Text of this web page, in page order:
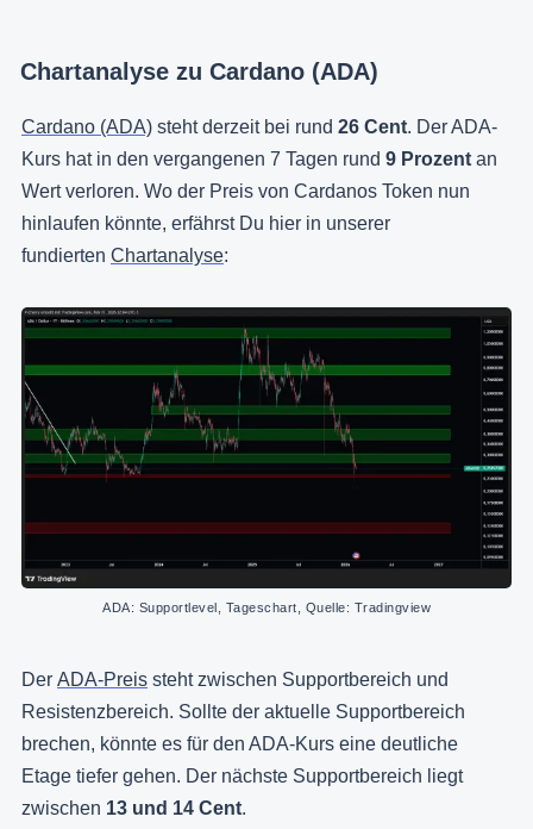
Chartanalyse zu Cardano (ADA)
Cardano (ADA) steht derzeit bei rund 26 Cent. Der ADA-
Kurs hat in den vergangenen 7 Tagen rund 9 Prozent an
Wert verloren. Wo der Preis von Cardanos Token nun
hinlaufen könnte, erfährst Du hier in unserer
fundierten Chartanalyse:
ADA: Supportlevel, Tageschart, Quelle: Tradingview
Der ADA-Preis steht zwischen Supportbereich und
Resistenzbereich. Sollte der aktuelle Supportbereich
brechen, könnte es für den ADA-Kurs eine deutliche
Etage tiefer gehen. Der nächste Supportbereich liegt
zwischen 13 und 14 Cent.